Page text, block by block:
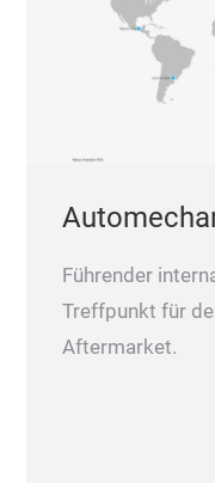
Führender
Treffpunkt für
Aftermarket.